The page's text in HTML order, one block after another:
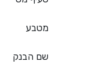
מטבע
שם הבנק